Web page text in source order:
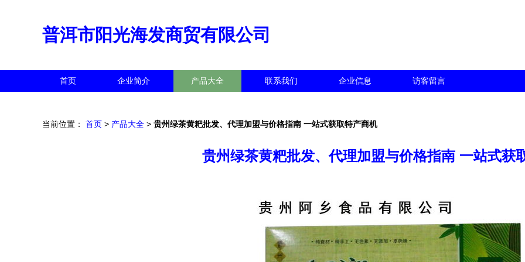
普洱市阳光海发商贸有限公司
首页 企业简介 产品大全 联系我们 企业信息 访客留言
当前位置： 首页 > 产品大全 > 贵州绿茶黄粑批发、代理加盟与价格指南 一站式获取特产商机
贵州绿茶黄粑批发、代理加盟与价格指南 一站式获